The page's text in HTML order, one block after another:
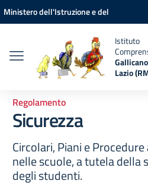
Vai ai contenuti
Vai al menu di navigazione
Vai al footer
Ministero dell'Istruzione e del
Istituto
Lazio
Regolamento
Sicurezza
Circolari, Piani e
nelle scuole, a tutela della
degli studenti.